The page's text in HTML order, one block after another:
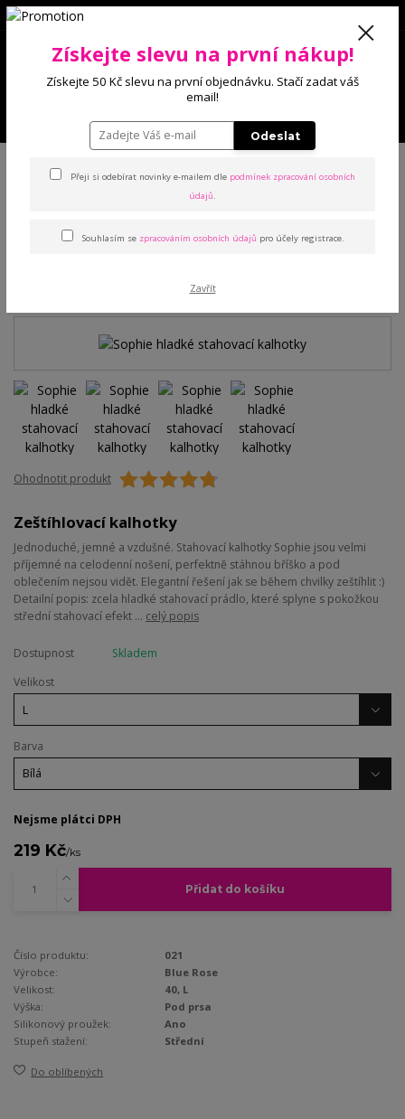
0 Kč
kalhotky
Ohodnotit produkt
Zeštíhlovací kalhotky
Jednoduché, jemné a vzdušné. Stahovací kalhotky Sophie jsou velmi
příjemné na celodenní nošení, perfektně stáhnou bříško a pod
oblečením nejsou vidět. Elegantní řešení jak se během chvilky zeštíhlit :)
Detailní popis: zcela hladké stahovací prádlo, které splyne s pokožkou
střední stahovací efekt ... celý popis
Dostupnost
Skladem
Velikost
Barva
Nejsme plátci DPH
219 Kč/ks
Přidat do košíku
Číslo produktu:
021
Výrobce:
Blue Rose
Velikost:
40, L
Výška:
Pod prsa
Silikonový proužek:
Ano
Stupeň stažení:
Střední
Do oblíbených
Získejte slevu na první nákup!
Získejte 50 Kč slevu na první objednávku. Stačí zadat váš
email!
Odeslat
Přeji si odebírat novinky e-mailem dle podmínek zpracování osobních
údajů.
Souhlasím se zpracováním osobních údajů pro účely registrace.
Zavřít